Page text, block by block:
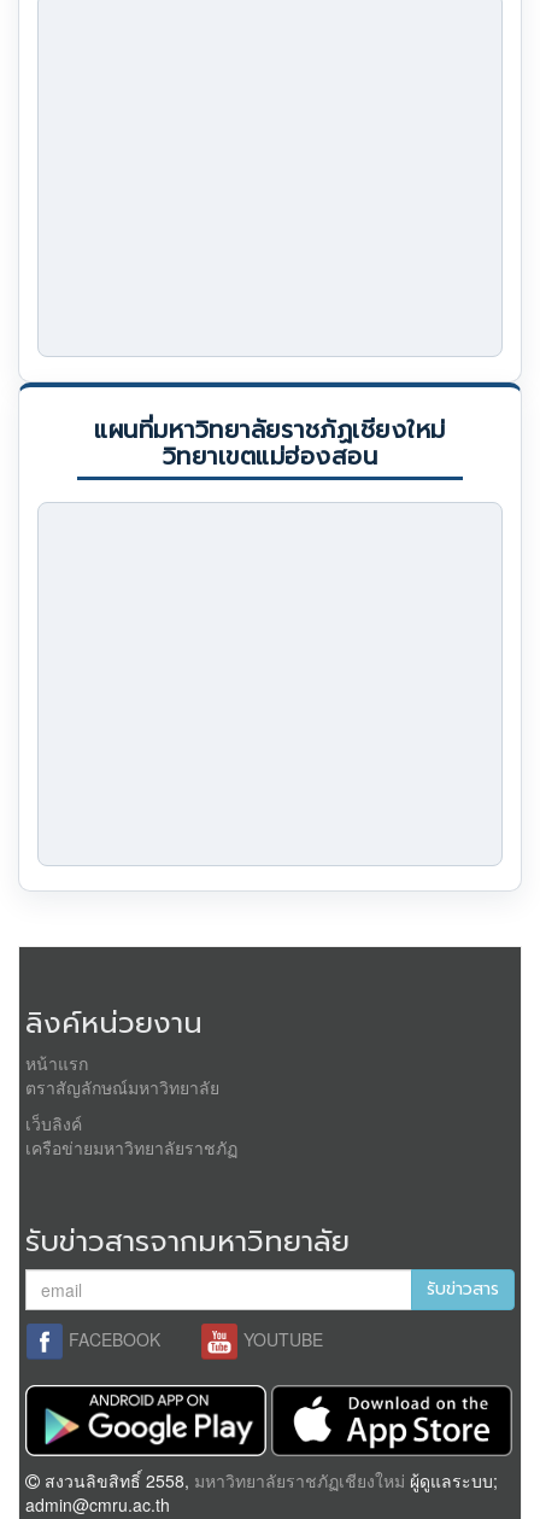
แผนที่มหาวิทยาลัยราชภัฏเชียงใหม่
วิทยาเขตแม่ฮ่องสอน
ลิงค์หน่วยงาน
หน้าแรก
ตราสัญลักษณ์มหาวิทยาลัย
เว็บลิงค์
เครือข่ายมหาวิทยาลัยราชภัฏ
รับข่าวสารจากมหาวิทยาลัย
รับข่าวสาร
FACEBOOK YOUTUBE
สงวนลิขสิทธิ์ 2558, มหาวิทยาลัยราชภัฏเชียงใหม่ ผู้ดูแลระบบ;
admin@cmru.ac.th